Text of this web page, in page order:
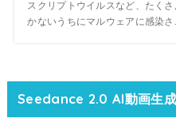
スクリプトウイルスなど、たく
かないうちにマルウェアに感染さ
Seedance 2.0 AI動画生成